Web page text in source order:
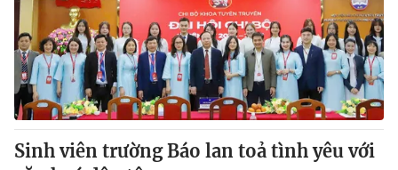
Thị trường 24h Tấm lòng Việt
VTV4 Vươn mình bằng AI
VTV9 VTV8
Sinh viên trường Báo lan toả tình yêu với